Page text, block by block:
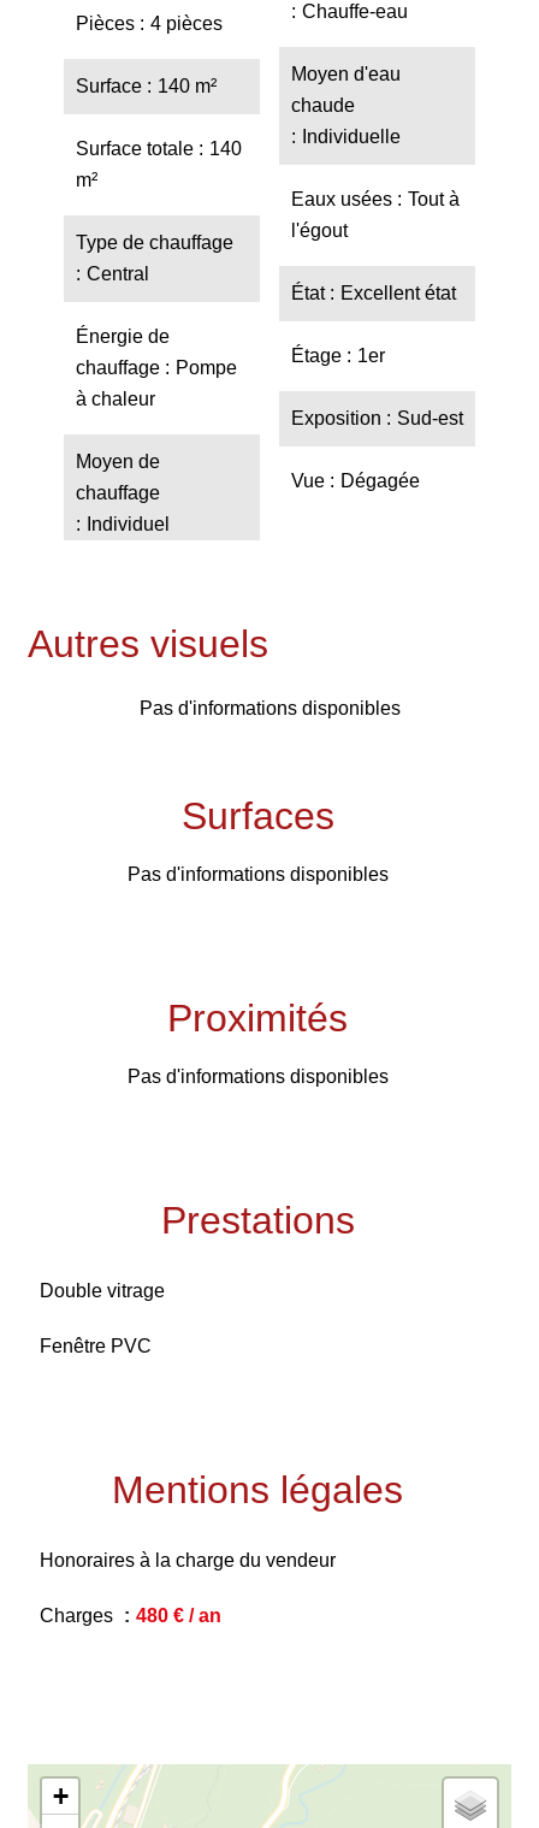
Pièces 4 pièces
Surface 140 m²
Surface totale
140
m²
Type de chauffage
Central
Énergie de
chauffage
Pompe
à chaleur
Moyen de
chauffage
Individuel
Chauffe-eau
Moyen d'eau
chaude
Individuelle
Eaux usées
Tout à
l'égout
État Excellent état
Étage 1er
Exposition Sud-est
Vue Dégagée
Autres visuels
Pas d'informations disponibles
Surfaces
Pas d'informations disponibles
Proximités
Pas d'informations disponibles
Prestations
Double vitrage
Fenêtre PVC
Mentions légales
Honoraires à la charge du vendeur
Charges 480 € / an
+